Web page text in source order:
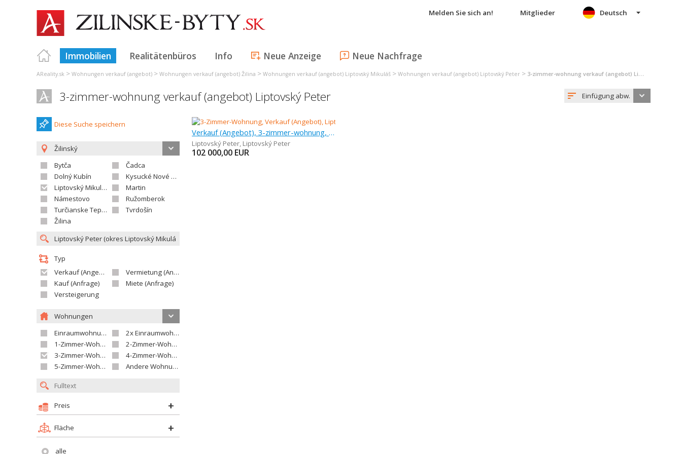
Melden Sie sich an! Mitglieder
Immobilien Realitätenbüros Info Neue Anzeige Neue Nachfrage
Deutsch
AReality.sk > Wohnungen verkauf (angebot) > Wohnungen verkauf (angebot) Žilina > Wohnungen verkauf (angebot) Liptovský Mikuláš > Wohnungen verkauf (angebot) Liptovský Peter > 3-zimmer-wohnung verkauf (angebot) Liptovský Peter
3-zimmer-wohnung verkauf (angebot) Liptovský Peter Einfügung abw.
Diese Suche speichern
Žilinský
Bytča
Čadca
Dolný Kubín
Kysucké Nové Mesto
Liptovský Mikuláš
Martin
Námestovo
Ružomberok
Turčianske Teplice
Tvrdošín
Žilina
Typ
Verkauf (Angebot)
Vermietung (Angebot)
Kauf (Anfrage)
Miete (Anfrage)
Versteigerung
Wohnungen
Einraumwohnung
2x Einraumwohnung
1-Zimmer-Wohnung
2-Zimmer-Wohnung
3-Zimmer-Wohnung
4-Zimmer-Wohnung
5-Zimmer-Wohnung und größer
Andere Wohnung
Preis
Fläche
alle
Verkauf (Angebot), 3-zimmer-wohnung, 67 m
Liptovský Peter, Liptovský Peter
102 000,00 EUR